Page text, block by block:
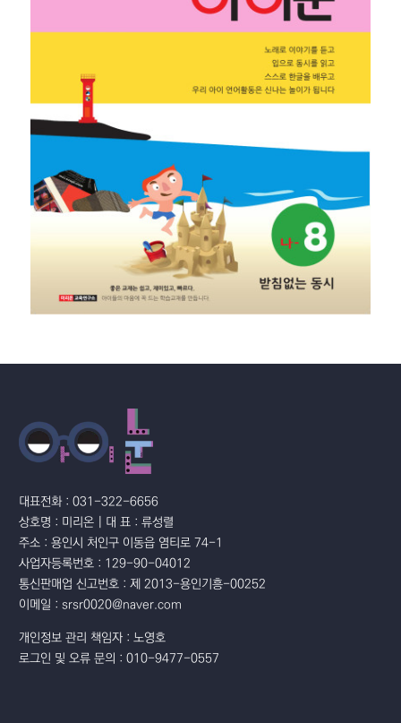
대표전화 : 031-322-6656
상호명 : 미리온 | 대 표 : 류성렬
주소 : 용인시 처인구 이동읍 염티로 74-1
사업자등록번호 : 129-90-04012
통신판매업 신고번호 : 제 2013-용인기흥-00252
이메일 : srsr0020@naver.com
개인정보 관리 책임자 : 노영호
로그인 및 오류 문의 : 010-9477-0557